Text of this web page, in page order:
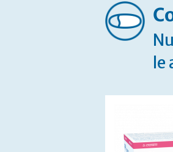
le